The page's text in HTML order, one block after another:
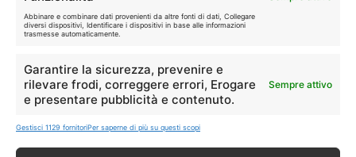
Abbinare e combinare dati provenienti da altre fonti di dati, Collegare
diversi dispositivi, Identificare i dispositivi in base alle informazioni
trasmesse automaticamente.
Garantire la sicurezza, prevenire e
rilevare frodi, correggere errori, Erogare
e presentare pubblicità e contenuto.
Sempre attivo
Gestisci 1129 fornitoriPer saperne di più su questi scopi
I marchi citati appartengono ai rispettivi proprietari. Le offerte
segnalate possono subire variazioni: verifica sempre le condizioni